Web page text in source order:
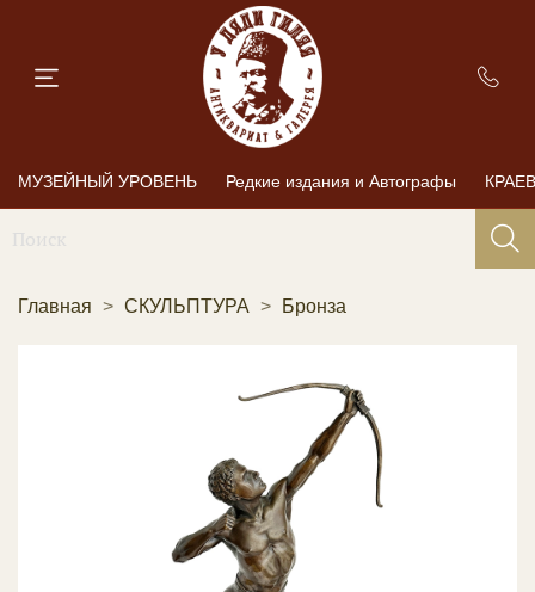
МУЗЕЙНЫЙ УРОВЕНЬ Редкие издания и Автографы
Главная СКУЛЬПТУРА Бронза